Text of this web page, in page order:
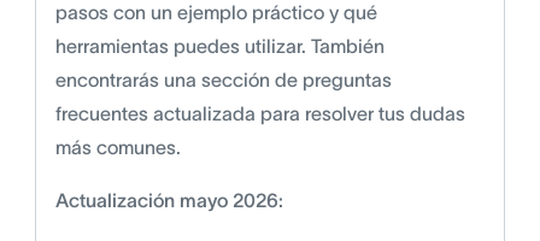
pasos con un ejemplo práctico y qué
herramientas puedes utilizar. También
encontrarás una sección de preguntas
frecuentes actualizada para resolver tus dudas
más comunes.
Actualización mayo 2026: